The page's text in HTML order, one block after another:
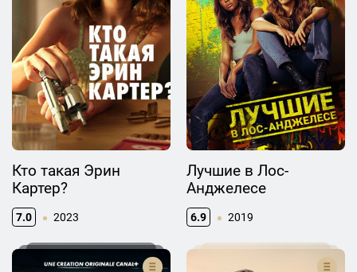
Кто такая Эрин
Картер?
7.0 2023
Лучшие в Лос-
Анджелесе
6.9 2019